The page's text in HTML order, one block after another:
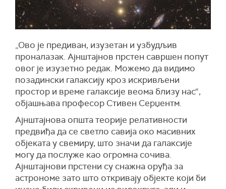
„Ово је предиван, изузетан и узбудљив
проналазак. Ајнштајнов прстен савршен попут
овог је изузетно редак. Можемо да видимо
позадински галаксију кроз искривљени
простор и време галаксије веома близу нас“,
објашњава професор Стивен Серџентм.
Ајнштајнова општа теорије релативности
предвиђа да се светло савија око масивних
објеката у свемиру, што значи да галаксије
могу да послуже као огромна сочива.
Ајнштајнови прстени су снажна оруђа за
астрономе зато што откривају објекте који би